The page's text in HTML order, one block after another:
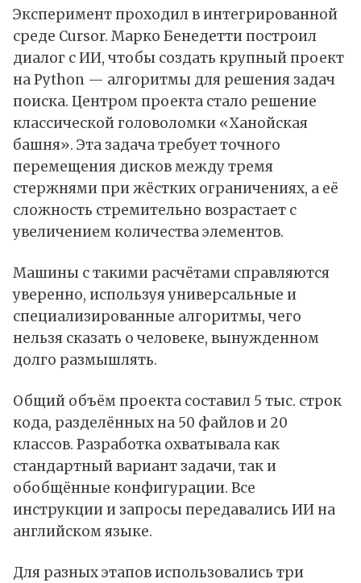
Эксперимент проходил в интегрированной
среде Cursor. Марко Бенедетти построил
диалог с ИИ, чтобы создать крупный проект
на Python — алгоритмы для решения задач
поиска. Центром проекта стало решение
классической головоломки «Ханойская
башня». Эта задача требует точного
перемещения дисков между тремя
стержнями при жёстких ограничениях, а её
сложность стремительно возрастает с
увеличением количества элементов.
Машины с такими расчётами справляются
уверенно, используя универсальные и
специализированные алгоритмы, чего
нельзя сказать о человеке, вынужденном
долго размышлять.
Общий объём проекта составил 5 тыс. строк
кода, разделённых на 50 файлов и 20
классов. Разработка охватывала как
стандартный вариант задачи, так и
обобщённые конфигурации. Все
инструкции и запросы передавались ИИ на
английском языке.
Для разных этапов использовались три